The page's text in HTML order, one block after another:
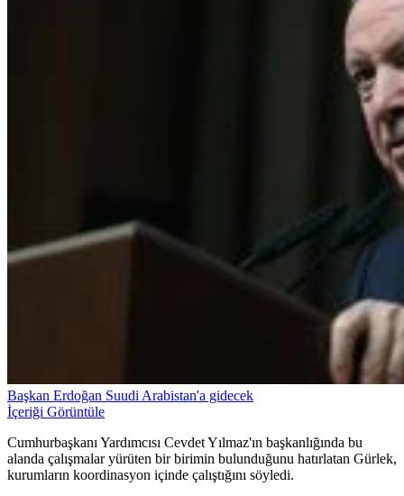
Başkan Erdoğan Suudi Arabistan'a gidecek
İçeriği Görüntüle
Cumhurbaşkanı Yardımcısı Cevdet Yılmaz'ın başkanlığında bu
alanda çalışmalar yürüten bir birimin bulunduğunu hatırlatan Gürlek,
kurumların koordinasyon içinde çalıştığını söyledi.